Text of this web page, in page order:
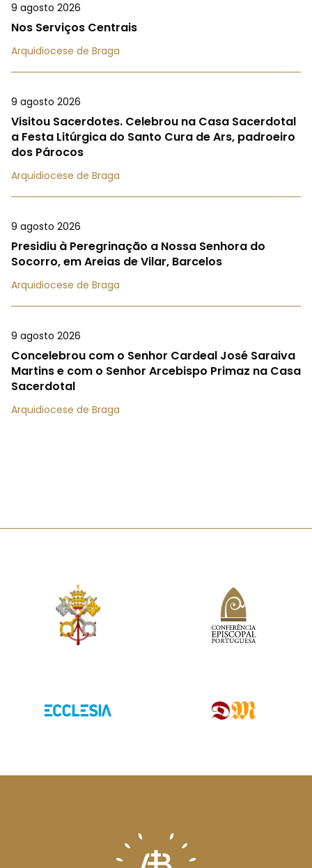
9 agosto 2026
Nos Serviços Centrais
Arquidiocese de Braga
9 agosto 2026
Visitou Sacerdotes. Celebrou na Casa Sacerdotal
a Festa Litúrgica do Santo Cura de Ars, padroeiro
dos Párocos
Arquidiocese de Braga
9 agosto 2026
Presidiu à Peregrinação a Nossa Senhora do
Socorro, em Areias de Vilar, Barcelos
Arquidiocese de Braga
9 agosto 2026
Concelebrou com o Senhor Cardeal José Saraiva
Martins e com o Senhor Arcebispo Primaz na Casa
Sacerdotal
Arquidiocese de Braga